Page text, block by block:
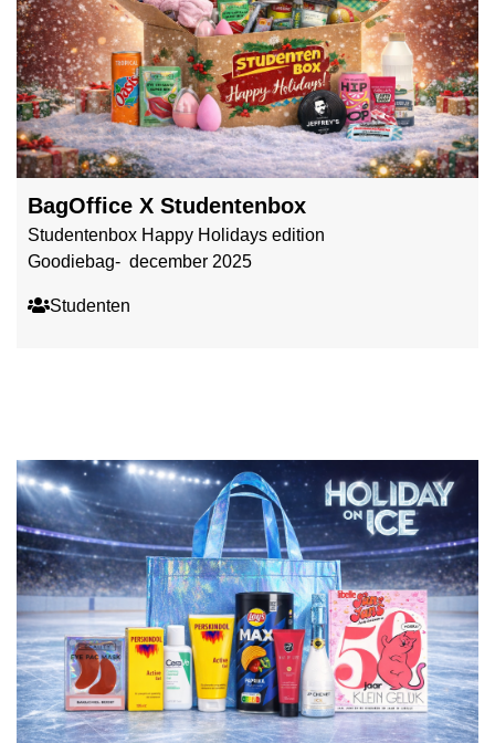
BagOffice X Studentenbox
Studentenbox Happy Holidays edition
Goodiebag- december 2025
Studenten